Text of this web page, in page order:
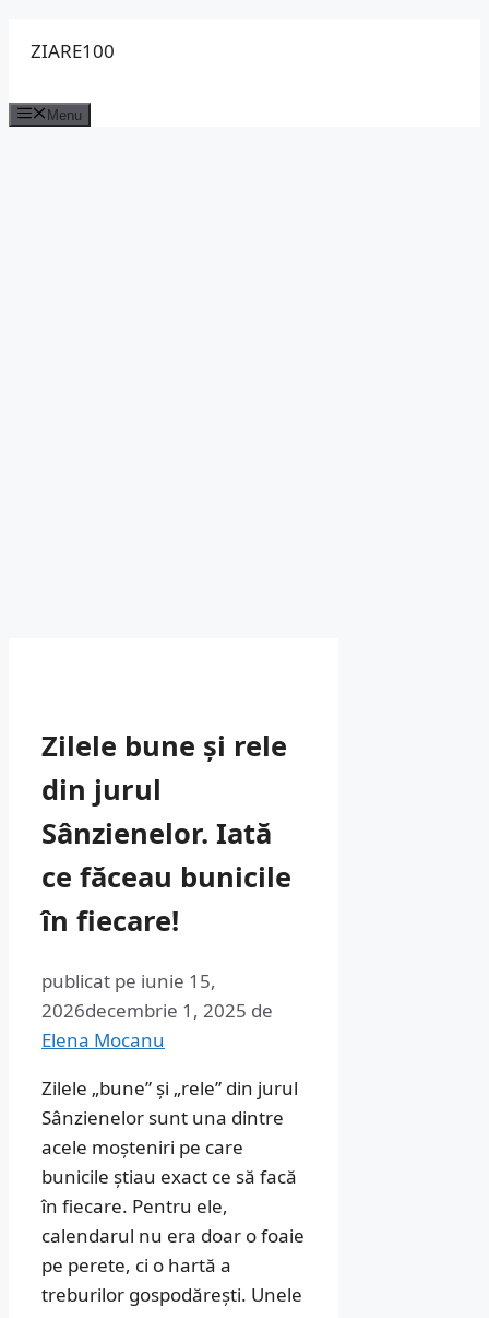
ZIARE100
Menu
Zilele bune și rele
din jurul
Sânzienelor. Iată
ce făceau bunicile
în fiecare!
publicat pe iunie 15,
2026decembrie 1, 2025 de
Elena Mocanu
Zilele „bune” și „rele” din jurul
Sânzienelor sunt una dintre
acele moșteniri pe care
bunicile știau exact ce să facă
în fiecare. Pentru ele,
calendarul nu era doar o foaie
pe perete, ci o hartă a
treburilor gospodărești. Unele